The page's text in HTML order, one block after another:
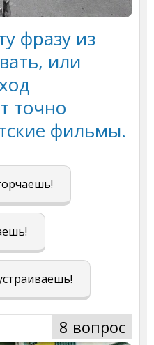
фразу из
или
точно
фильмы.
8 вопрос